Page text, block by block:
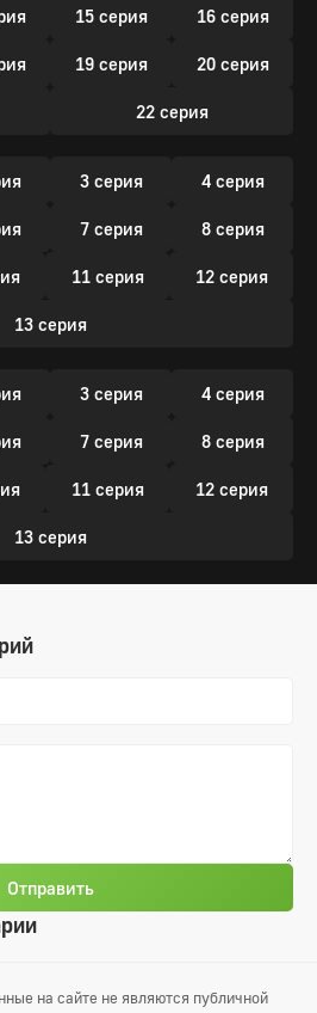
15 серия 16 серия
19 серия 20 серия
22 серия
3 серия 4 серия
7 серия 8 серия
11 серия 12 серия
13 серия
3 серия 4 серия
7 серия 8 серия
11 серия 12 серия
13 серия
Отправить
на сайте не являются публичной